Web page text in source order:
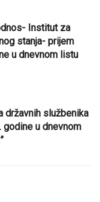
Institut za
stanja- prijem
u dnevnom listu
državnih službenika
godine u dnevnom